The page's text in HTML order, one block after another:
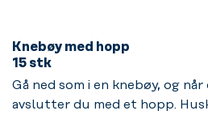
Knebøy med hopp
15 stk
Gå ned som i en knebøy, og
avslutter du med et hopp.